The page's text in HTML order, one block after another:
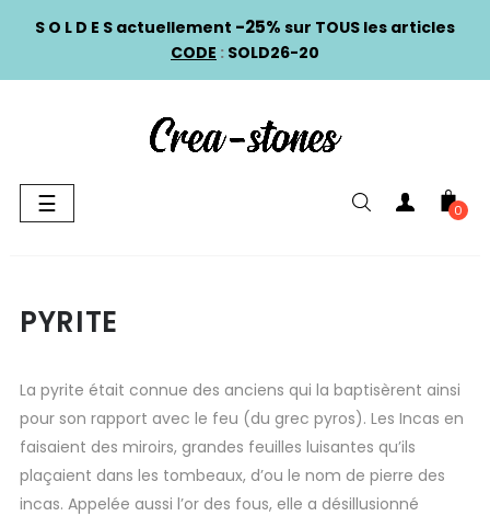
S O L D E S actuellement -25% sur TOUS les articles
CODE : SOLD26-20
Basculer
la
☰ 0
PYRITE
La pyrite était connue des anciens qui la baptisèrent ainsi
pour son rapport avec le feu (du grec pyros). Les Incas en
faisaient des miroirs, grandes feuilles luisantes qu’ils
plaçaient dans les tombeaux, d’ou le nom de pierre des
incas. Appelée aussi l’or des fous, elle a désillusionné